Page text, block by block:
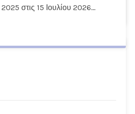
στις 15 Ιουλίου 2026...